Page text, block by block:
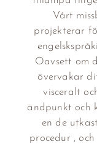
Vårt
projekterar
Oavsett om
övervakar
visceralt
ändpunkt och
en de
procedur ,